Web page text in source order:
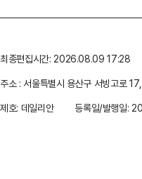
최종편집시간: 2026.08.09 17:28
주소 : 서울특별시 용산구 서빙고로
제호: 데일리안
등록일/발행일: